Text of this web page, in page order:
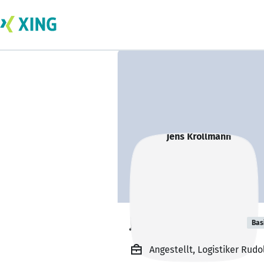
Jens Krollmann
Angestellt, Logistiker